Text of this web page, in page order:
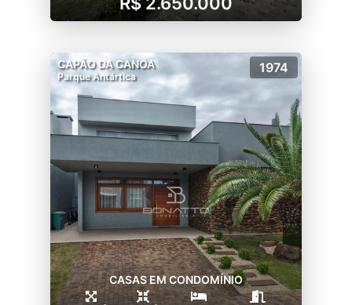
CAPÃO DA CANOA
Parque Antártica
1974
CASAS EM CONDOMÍNIO